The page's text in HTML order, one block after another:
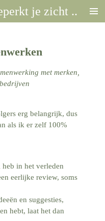
je zicht ..
met merken,
erg belangrijk, dus
als ik er zelf 100%
in het verleden
eerlijke review, soms
en suggesties,
hebt, laat het dan